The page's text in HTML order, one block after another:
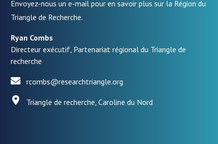
Envoyez-nous un e-mail pour en savoir plus sur la Région du
Triangle de Recherche.
Ryan Combs
Directeur exécutif, Partenariat régional du Triangle de
recherche
rcombs@researchtriangle.org
Triangle de recherche, Caroline du Nord